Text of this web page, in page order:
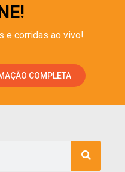
e corridas ao vivo!
COMPLETA